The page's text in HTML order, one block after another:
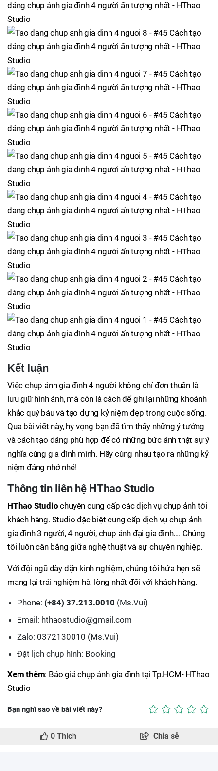
Kết luận
Việc chụp ảnh gia đình 4 người không chỉ đơn thuần là
lưu giữ hình ảnh, mà còn là cách để ghi lại những khoảnh
khắc quý báu và tạo dựng kỷ niệm đẹp trong cuộc sống.
Qua bài viết này, hy vọng bạn đã tìm thấy những ý tưởng
và cách tạo dáng phù hợp để có những bức ảnh thật sự ý
nghĩa cùng gia đình mình. Hãy cùng nhau tạo ra những kỷ
niệm đáng nhớ nhé!
Thông tin liên hệ HThao Studio
HThao Studio chuyên cung cấp các dịch vụ chụp ảnh tới
khách hàng. Studio đặc biệt cung cấp dịch vụ chụp ảnh
gia đình 3 người, 4 người, chụp ảnh đại gia đình…. Chúng
tôi luôn cân bằng giữa nghệ thuật và sự chuyên nghiệp.
Với đội ngũ dày dặn kinh nghiệm, chúng tôi hứa hẹn sẽ
mang lại trải nghiệm hài lòng nhất đối với khách hàng.
Phone: (+84) 37.213.0010 (Ms.Vui)
Email: hthaostudio@gmail.com
Zalo: 0372130010 (Ms.Vui)
Đặt lịch chụp hình: Booking
Xem thêm: Báo giá chụp ảnh gia đình tại Tp.HCM- HThao
Studio
Bạn nghĩ sao về bài viết này?
0 Thích Chia sẻ